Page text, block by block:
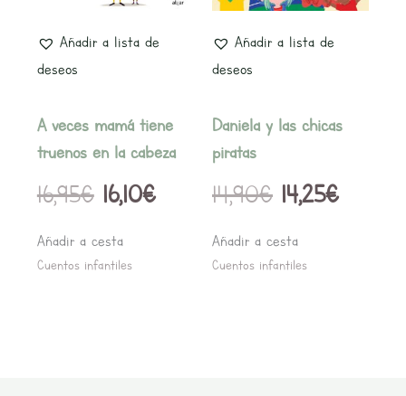
Añadir a lista de
deseos
A veces mamá tiene
truenos en la cabeza
16,95€ 16,10€
Añadir a cesta
Cuentos infantiles
Añadir a lista de
deseos
Daniela y las chicas
piratas
14,90€
14,90€.
14,25€
14,25€.
Añadir a cesta
Cuentos infantiles